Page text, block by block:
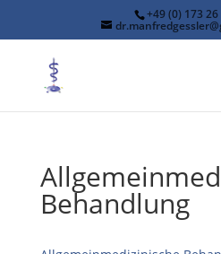
+49 (0) 173
Behandlung